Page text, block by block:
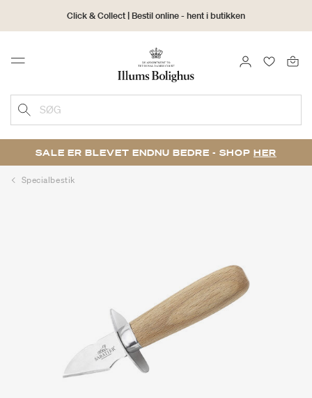
Click & Collect | Bestil online - hent i butikken
30 dages returret
Menu LOG IND
SØG
SALE ER BLEVET ENDNU BEDRE - SHOP HER
Specialbestik